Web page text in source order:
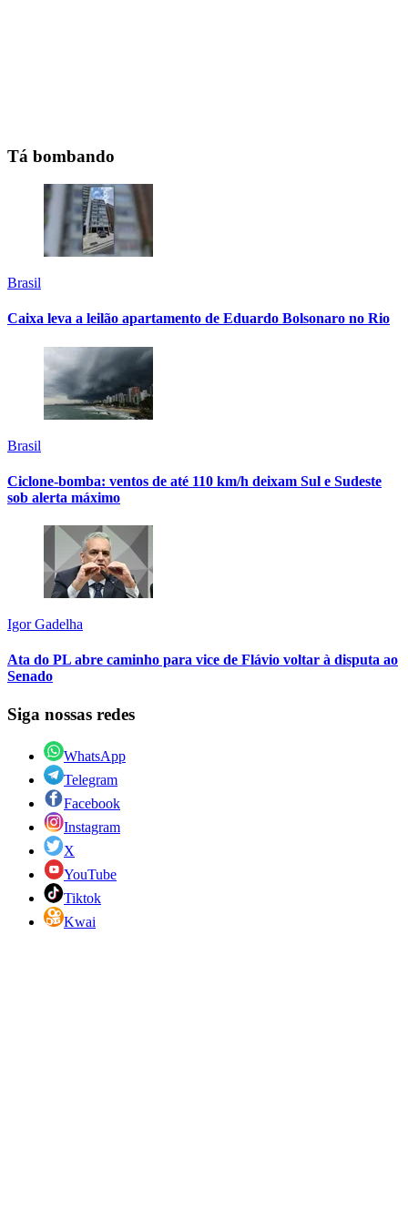
Tá bombando
Brasil
Caixa leva a leilão apartamento de Eduardo Bolsonaro no Rio
Brasil
Ciclone-bomba: ventos de até 110 km/h deixam Sul e Sudeste
sob alerta máximo
Igor Gadelha
Ata do PL abre caminho para vice de Flávio voltar à disputa ao
Senado
Siga nossas redes
WhatsApp
Telegram
Facebook
Instagram
X
YouTube
Tiktok
Kwai